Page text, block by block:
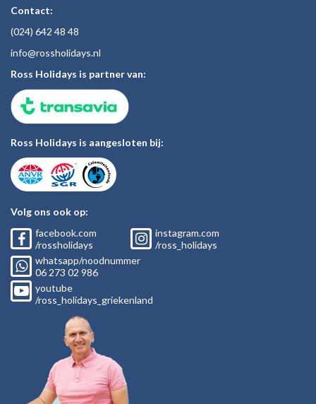
Contact:
(024) 642 48 48
info@rossholidays.nl
Ross Holidays is partner van:
Ross Holidays is aangesloten bij:
Volg ons ook op:
facebook.com
/rossholidays
instagram.com
/ross_holidays
whatsapp/noodnummer
06 273 02 986
youtube
/ross_holidays_griekenland